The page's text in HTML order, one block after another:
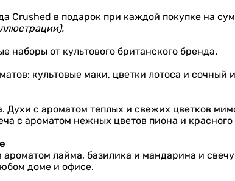
Crushed в подарок при каждой покупке на
наборы от культового британского бренда.
культовые маки, цветки лотоса и сочный
с ароматом теплых и свежих цветков
с ароматом нежных цветов пиона и красного
лайма, базилика и мандарина и
доме и офисе.